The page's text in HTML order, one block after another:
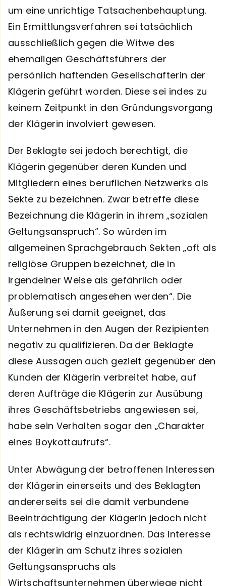
um eine unrichtige Tatsachenbehauptung.
Ein Ermittlungsverfahren sei tatsächlich
ausschließlich gegen die Witwe des
ehemaligen Geschäftsführers der
persönlich haftenden Gesellschafterin der
Klägerin geführt worden. Diese sei indes zu
keinem Zeitpunkt in den Gründungsvorgang
der Klägerin involviert gewesen.
Der Beklagte sei jedoch berechtigt, die
Klägerin gegenüber deren Kunden und
Mitgliedern eines beruflichen Netzwerks als
Sekte zu bezeichnen. Zwar betreffe diese
Bezeichnung die Klägerin in ihrem „sozialen
Geltungsanspruch“. So würden im
allgemeinen Sprachgebrauch Sekten „oft als
religiöse Gruppen bezeichnet, die in
irgendeiner Weise als gefährlich oder
problematisch angesehen werden“. Die
Äußerung sei damit geeignet, das
Unternehmen in den Augen der Rezipienten
negativ zu qualifizieren. Da der Beklagte
diese Aussagen auch gezielt gegenüber den
Kunden der Klägerin verbreitet habe, auf
deren Aufträge die Klägerin zur Ausübung
ihres Geschäftsbetriebs angewiesen sei,
habe sein Verhalten sogar den „Charakter
eines Boykottaufrufs“.
Unter Abwägung der betroffenen Interessen
der Klägerin einerseits und des Beklagten
andererseits sei die damit verbundene
Beeinträchtigung der Klägerin jedoch nicht
als rechtswidrig einzuordnen. Das Interesse
der Klägerin am Schutz ihres sozialen
Geltungsanspruchs als
Wirtschaftsunternehmen überwiege nicht